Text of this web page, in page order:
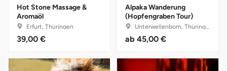
Hot Stone Massage &
Aromaöl
Erfurt, Thüringen
39,00 €
Alpaka Wanderung
(Hopfengraben Tour)
Unterwellenborn, Thüringen
ab 45,00 €
Köln
Landkreis Rostock